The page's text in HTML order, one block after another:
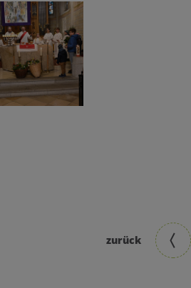
zurück